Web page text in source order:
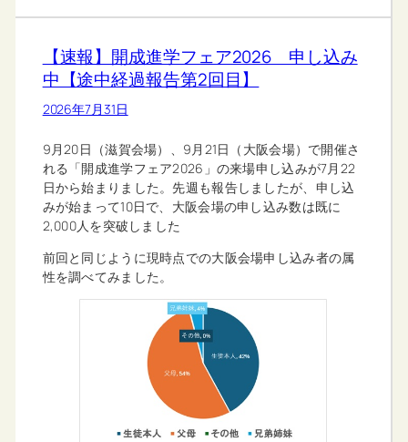
【速報】開成進学フェア2026 申し込み
中【途中経過報告第2回目】
2026年7月31日
9月20日（滋賀会場）、9月21日（大阪会場）で開催さ
れる「開成進学フェア2026」の来場申し込みが7月22
日から始まりました。先週も報告しましたが、申し込
みが始まって10日で、大阪会場の申し込み数は既に
2,000人を突破しました
前回と同じように現時点での大阪会場申し込み者の属
性を調べてみました。